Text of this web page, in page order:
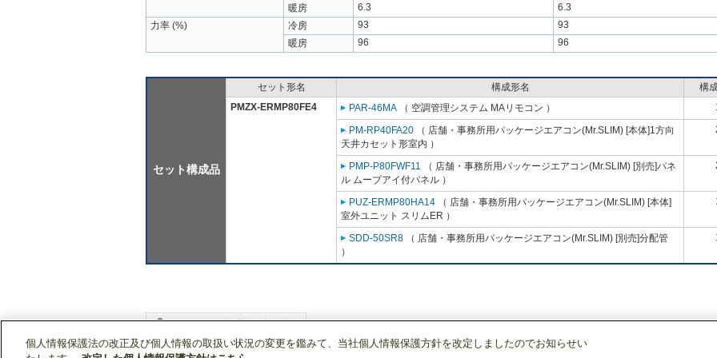
暖房
6.3
6.3
力率 (%)
冷房 93
93
暖房
96 96
セット構成品
セット形名 構成形名
構
PMZX-ERMP80FE4
PAR-46MA （ 空調管理システム MAリモコン ）
PM-RP40FA20 （ 店舗・事務所用パッケージエアコン(Mr.SLIM) [本体]1方向
天井カセット形室内 ）
PMP-P80FWF11 （ 店舗・事務所用パッケージエアコン(Mr.SLIM) [別売]パネ
ル ムーブアイ付パネル ）
PUZ-ERMP80HA14 （ 店舗・事務所用パッケージエアコン(Mr.SLIM) [本体]
室外ユニット スリムER ）
SDD-50SR8 （ 店舗・事務所用パッケージエアコン(Mr.SLIM) [別売]分配管
）
個人情報保護法の改正及び個人情報の取扱い状況の変更を鑑みて、当社個人情報保護方針を改定しましたのでお知らせい